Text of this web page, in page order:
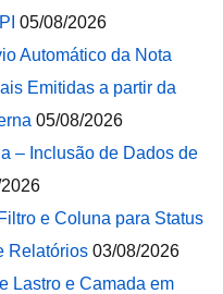
05/08/2026
Automático da Nota
Emitidas a partir da
05/08/2026
– Inclusão de Dados de
e Coluna para Status
Relatórios 03/08/2026
Lastro e Camada em